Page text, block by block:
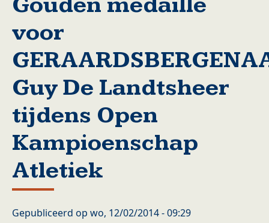
voor
Guy De Landtsheer
tijdens Open
Kampioenschap
Atletiek
Gepubliceerd op wo, 12/02/2014 - 09:29